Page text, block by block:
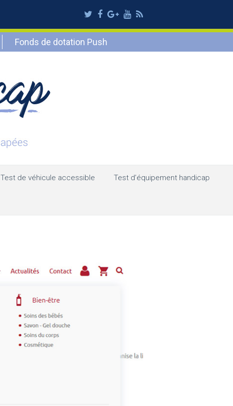
Twitter
Facebook
Google
Plus
Youtube
RSS
Fonds de dotation Push
Test de véhicule accessible Test d’équipement handicap